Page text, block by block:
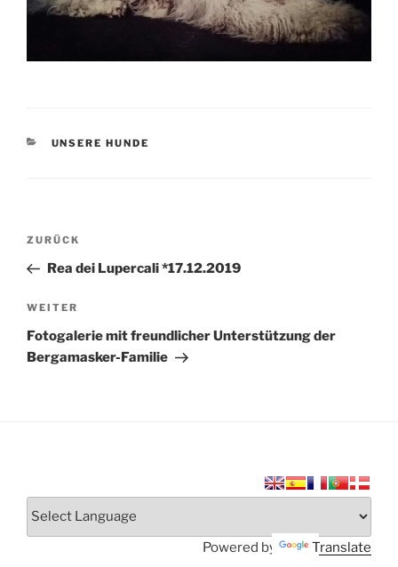
KATEGORIEN
UNSERE HUNDE
Beitragsnavigation
Vorheriger
Beitrag
ZURÜCK
Rea dei Lupercali *17.12.2019
Nächster
Beitrag
WEITER
Fotogalerie mit freundlicher Unterstützung der
Bergamasker-Familie
Powered by Translate